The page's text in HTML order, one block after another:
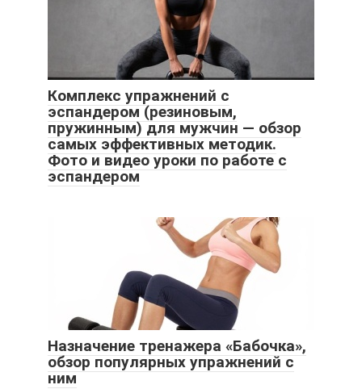
Комплекс упражнений с
эспандером (резиновым,
пружинным) для мужчин — обзор
самых эффективных методик.
Фото и видео уроки по работе с
эспандером
Назначение тренажера «Бабочка»,
обзор популярных упражнений с
ним